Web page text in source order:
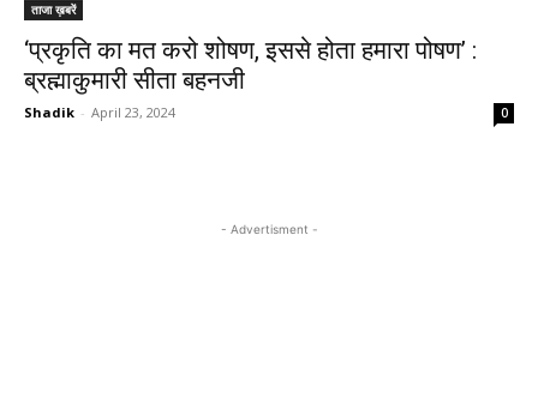
ताजा ख़बरें
‘प्रकृति का मत करो शोषण, इससे होता हमारा पोषण’ :
ब्रह्माकुमारी सीता बहनजी
Shadik - April 23, 2024 0
- Advertisment -